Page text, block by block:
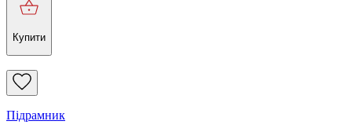
Купити
Підрамник